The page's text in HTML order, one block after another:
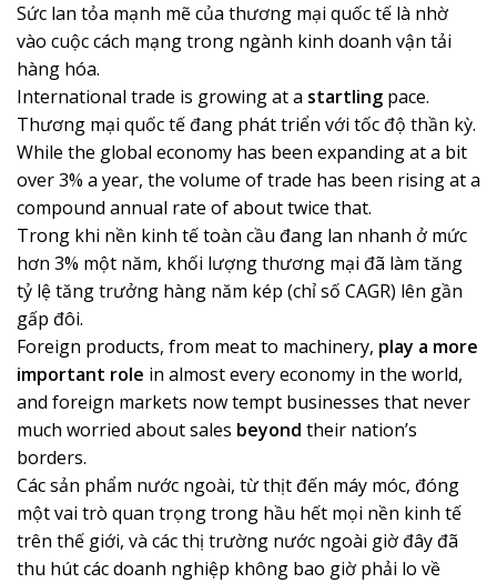
Sức lan tỏa mạnh mẽ của thương mại quốc tế là nhờ
vào cuộc cách mạng trong ngành kinh doanh vận tải
hàng hóa.
International trade is growing at a startling pace.
Thương mại quốc tế đang phát triển với tốc độ thần kỳ.
While the global economy has been expanding at a bit
over 3% a year, the volume of trade has been rising at a
compound annual rate of about twice that.
Trong khi nền kinh tế toàn cầu đang lan nhanh ở mức
hơn 3% một năm, khối lượng thương mại đã làm tăng
tỷ lệ tăng trưởng hàng năm kép (chỉ số CAGR) lên gần
gấp đôi.
Foreign products, from meat to machinery, play a more
important role in almost every economy in the world,
and foreign markets now tempt businesses that never
much worried about sales beyond their nation’s
borders.
Các sản phẩm nước ngoài, từ thịt đến máy móc, đóng
một vai trò quan trọng trong hầu hết mọi nền kinh tế
trên thế giới, và các thị trường nước ngoài giờ đây đã
thu hút các doanh nghiệp không bao giờ phải lo về